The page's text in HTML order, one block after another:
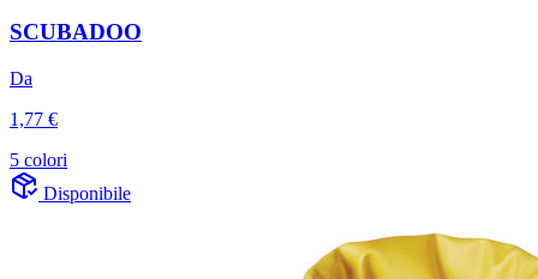
SCUBADOO
Da
1,77 €
5 colori
Disponibile